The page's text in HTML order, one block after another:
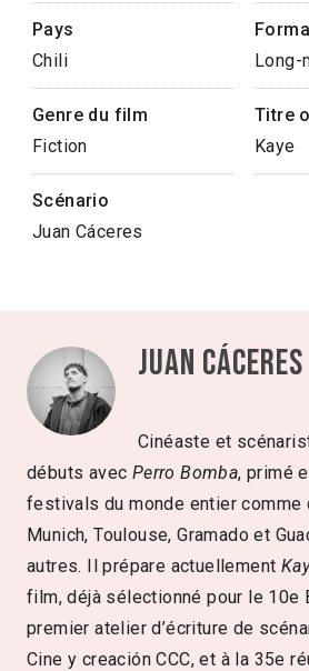
Pays
Chili
Long-
Genre du film
Fiction
Titre
Kaye
Scénario
Juan Cáceres
Juan Cáceres
Cinéaste et
débuts avec Perro Bomba, primé
festivals du monde entier comme
Munich, Toulouse, Gramado et
autres. Il prépare actuellement
film, déjà sélectionné pour le 10e
premier atelier d’écriture de
Cine y creación CCC, et à la 35e